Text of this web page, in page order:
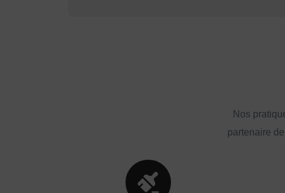
Nos
partenaire